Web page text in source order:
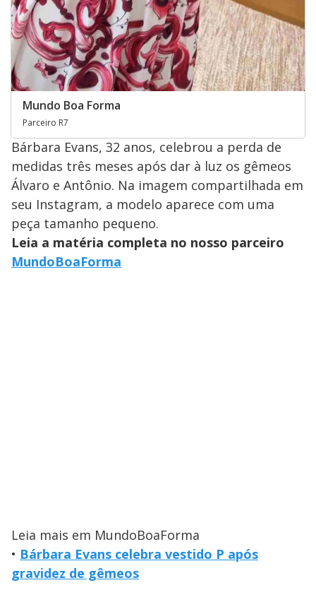
Mundo Boa Forma
Parceiro R7
Bárbara Evans, 32 anos, celebrou a perda de
medidas três meses após dar à luz os gêmeos
Álvaro e Antônio. Na imagem compartilhada em
seu Instagram, a modelo aparece com uma
peça tamanho pequeno.
Leia a matéria completa no nosso parceiro
MundoBoaForma
Leia mais em MundoBoaForma
• Bárbara Evans celebra vestido P após
gravidez de gêmeos